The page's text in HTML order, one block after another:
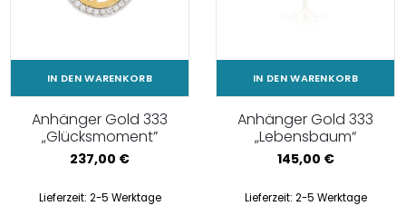
IN DEN WARENKORB
Anhänger Gold 333
„Glücksmoment”
237,00 €
Lieferzeit: 2-5 Werktage
IN DEN WARENKORB
Anhänger Gold 333
„Lebensbaum“
145,00 €
Lieferzeit: 2-5 Werktage